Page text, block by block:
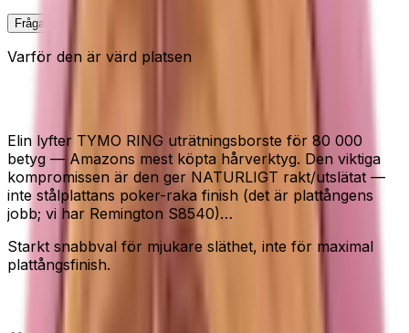
Fråga Elin om denna
Varför den är värd platsen
Värmeborste · Snabb styling · Viral
Elin lyfter TYMO RING uträtningsborste för 80 000
betyg — Amazons mest köpta hårverktyg. Den viktiga
kompromissen är den ger NATURLIGT rakt/utslätat —
inte stålplattans poker-raka finish (det är plattångens
jobb; vi har Remington S8540)…
Starkt snabbval för mjukare släthet, inte för maximal
plattångsfinish.